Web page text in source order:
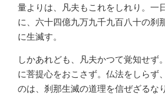
量よりは、凡夫もこれをしれり。一
に、六十四億九万九千九百八十の刹
に生滅す。
しかあれども、凡夫かつて覚知せず
に菩提心をおこさず。仏法をしらず
のは、刹那生滅の道理を信ぜざるな